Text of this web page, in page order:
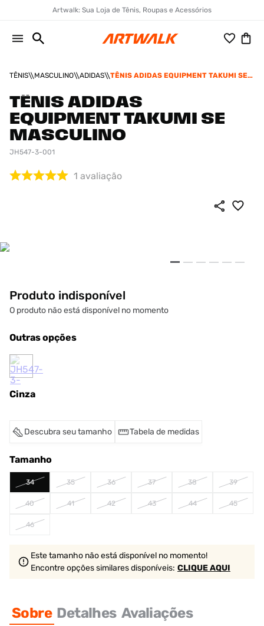
Artwalk: Sua Loja de Tênis, Roupas e Acessórios
TÊNIS MASCULINO ADIDAS
TÊNIS ADIDAS EQUIPMENT TAKUMI SE
TÊNIS ADIDAS
EQUIPMENT TAKUMI SE
MASCULINO
JH547-3-001
1 avaliação
Produto indisponível
O produto não está disponível no momento
Outras opções
Cinza
Descubra seu tamanho Tabela de medidas
Tamanho
34 35 36 37 38 39
40 41 42 43 44 45
46
Este tamanho não está disponível no momento!
Encontre opções similaresdisponíveis: CLIQUE AQUI
Sobre Detalhes Avaliações